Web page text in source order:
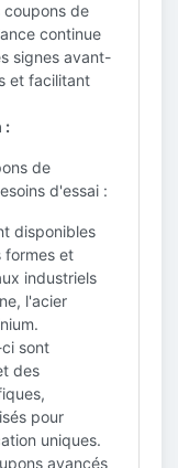
coupons de
continue
signes avant-
et facilitant
:
de
d'essai :
disponibles
formes et
industriels
l'acier
sont
des
pour
uniques.
avancés